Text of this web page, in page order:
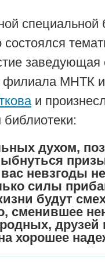
заведующая
филиала МНТК
и
духом,
невзгоды
силы
будут
сменившее
друзей
хорошее